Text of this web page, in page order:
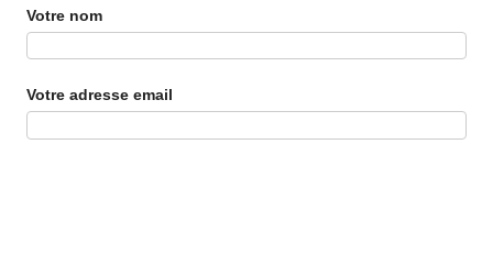
Votre nom
Votre adresse email